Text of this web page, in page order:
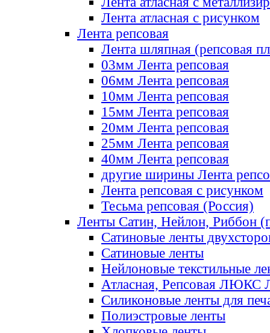
Лента атласная с рисунком
Лента репсовая
Лента шляпная (репсовая
03мм Лента репсовая
06мм Лента репсовая
10мм Лента репсовая
15мм Лента репсовая
20мм Лента репсовая
25мм Лента репсовая
40мм Лента репсовая
другие ширины Лента
Лента репсовая с рисунком
Тесьма репсовая (Россия)
Ленты Сатин, Нейлон, Риббон
Сатиновые ленты
Сатиновые ленты
Нейлоновые текстильные
Атласная, Репсовая ЛЮКС
Силиконовые ленты для
Полиэстровые ленты